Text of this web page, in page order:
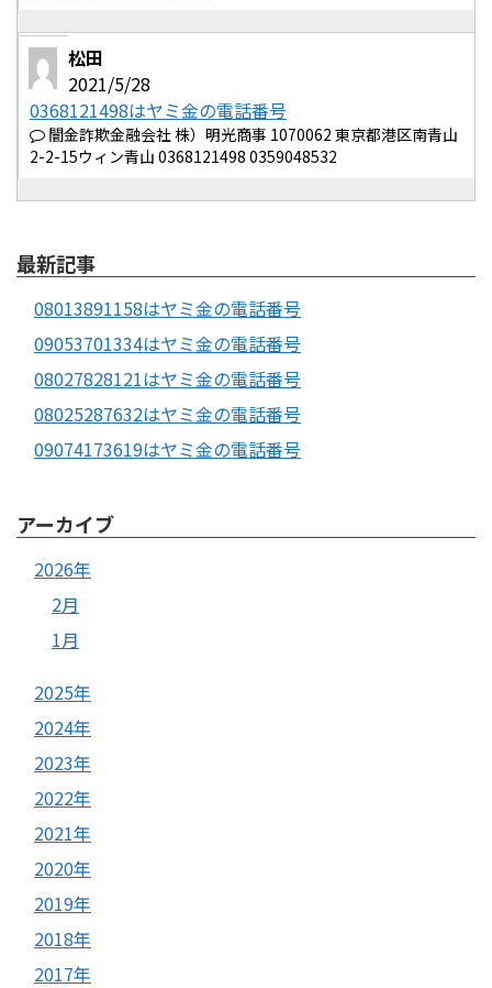
松田
2021/5/28
0368121498はヤミ金の電話番号
闇金詐欺金融会社 株）明光商事 1070062 東京都港区南青山
2-2-15ウィン青山 0368121498 0359048532
最新記事
08013891158はヤミ金の電話番号
09053701334はヤミ金の電話番号
08027828121はヤミ金の電話番号
08025287632はヤミ金の電話番号
09074173619はヤミ金の電話番号
アーカイブ
2026年
2月
1月
2025年
2024年
2023年
2022年
2021年
2020年
2019年
2018年
2017年